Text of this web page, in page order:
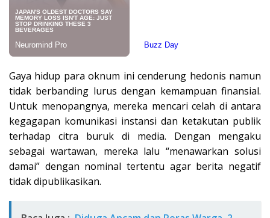
Gaya hidup para oknum ini cenderung hedonis namun
tidak berbanding lurus dengan kemampuan finansial.
Untuk menopangnya, mereka mencari celah di antara
kegagapan komunikasi instansi dan ketakutan publik
terhadap citra buruk di media. Dengan mengaku
sebagai wartawan, mereka lalu “menawarkan solusi
damai” dengan nominal tertentu agar berita negatif
tidak dipublikasikan.